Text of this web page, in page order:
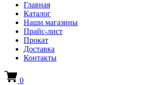
Главная
Каталог
Наши магазины
Прайс-лист
Прокат
Доставка
Контакты
0